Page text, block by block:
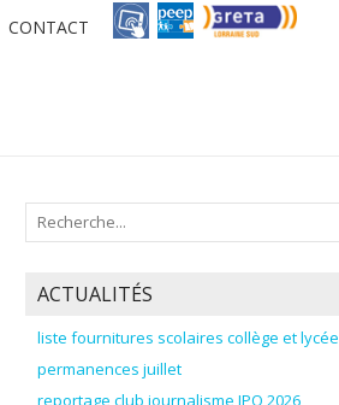
CONTACT
ACTUALITÉS
liste fournitures scolaires collège et lycée
permanences juillet
reportage club journalisme JPO 2026